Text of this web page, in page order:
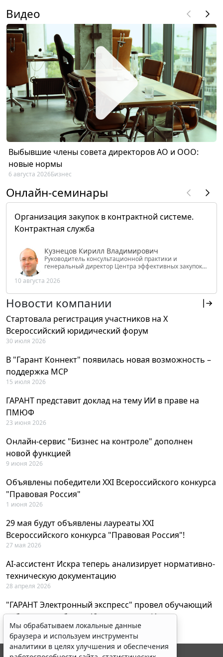
Видео
Выбывшие члены совета директоров АО и ООО:
новые нормы
6 августа 2026Бизнес
Онлайн-семинары
Организация закупок в контрактной системе.
Контрактная служба
Кузнецов Кирилл Владимирович
Руководитель консультационной практики и
генеральный директор Центра эффективных закупок
РФ
10 августа 2026
Новости компании
Стартовала регистрация участников на X
Всероссийский юридический форум
30 июля 2026
В "Гарант Коннект" появилась новая возможность –
поддержка MCP
15 июля 2026
ГАРАНТ представит доклад на тему ИИ в праве на
ПМЮФ
23 июня 2026
Онлайн-сервис "Бизнес на контроле" дополнен
новой функцией
9 июня 2026
Объявлены победители XXI Всероссийского конкурса
"Правовая Россия"
1 июня 2026
29 мая будут объявлены лауреаты XXI
Всероссийского конкурса "Правовая Россия"!
27 мая 2026
AI-ассистент Искра теперь анализирует нормативно-
техническую документацию
28 апреля 2026
"ГАРАНТ Электронный экспресс" провел обучающий
вебинар по работе с AI-ассистентом Искра
23 апреля 2026
Мы обрабатываем локальные данные
браузера и используем инструменты
аналитики в целях улучшения и обеспечения